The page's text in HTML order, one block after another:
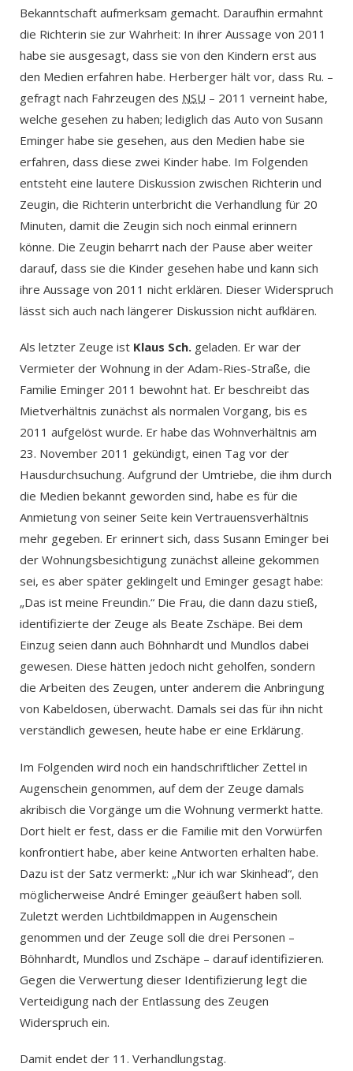
Bekanntschaft aufmerksam gemacht. Daraufhin ermahnt
die Richterin sie zur Wahrheit: In ihrer Aussage von 2011
habe sie ausgesagt, dass sie von den Kindern erst aus
den Medien erfahren habe. Herberger hält vor, dass Ru. –
gefragt nach Fahrzeugen des NSU – 2011 verneint habe,
welche gesehen zu haben; lediglich das Auto von Susann
Eminger habe sie gesehen, aus den Medien habe sie
erfahren, dass diese zwei Kinder habe. Im Folgenden
entsteht eine lautere Diskussion zwischen Richterin und
Zeugin, die Richterin unterbricht die Verhandlung für 20
Minuten, damit die Zeugin sich noch einmal erinnern
könne. Die Zeugin beharrt nach der Pause aber weiter
darauf, dass sie die Kinder gesehen habe und kann sich
ihre Aussage von 2011 nicht erklären. Dieser Widerspruch
lässt sich auch nach längerer Diskussion nicht aufklären.
Als letzter Zeuge ist Klaus Sch. geladen. Er war der
Vermieter der Wohnung in der Adam-Ries-Straße, die
Familie Eminger 2011 bewohnt hat. Er beschreibt das
Mietverhältnis zunächst als normalen Vorgang, bis es
2011 aufgelöst wurde. Er habe das Wohnverhältnis am
23. November 2011 gekündigt, einen Tag vor der
Hausdurchsuchung. Aufgrund der Umtriebe, die ihm durch
die Medien bekannt geworden sind, habe es für die
Anmietung von seiner Seite kein Vertrauensverhältnis
mehr gegeben. Er erinnert sich, dass Susann Eminger bei
der Wohnungsbesichtigung zunächst alleine gekommen
sei, es aber später geklingelt und Eminger gesagt habe:
„Das ist meine Freundin.“ Die Frau, die dann dazu stieß,
identifizierte der Zeuge als Beate Zschäpe. Bei dem
Einzug seien dann auch Böhnhardt und Mundlos dabei
gewesen. Diese hätten jedoch nicht geholfen, sondern
die Arbeiten des Zeugen, unter anderem die Anbringung
von Kabeldosen, überwacht. Damals sei das für ihn nicht
verständlich gewesen, heute habe er eine Erklärung.
Im Folgenden wird noch ein handschriftlicher Zettel in
Augenschein genommen, auf dem der Zeuge damals
akribisch die Vorgänge um die Wohnung vermerkt hatte.
Dort hielt er fest, dass er die Familie mit den Vorwürfen
konfrontiert habe, aber keine Antworten erhalten habe.
Dazu ist der Satz vermerkt: „Nur ich war Skinhead“, den
möglicherweise André Eminger geäußert haben soll.
Zuletzt werden Lichtbildmappen in Augenschein
genommen und der Zeuge soll die drei Personen –
Böhnhardt, Mundlos und Zschäpe – darauf identifizieren.
Gegen die Verwertung dieser Identifizierung legt die
Verteidigung nach der Entlassung des Zeugen
Widerspruch ein.
Damit endet der 11. Verhandlungstag.